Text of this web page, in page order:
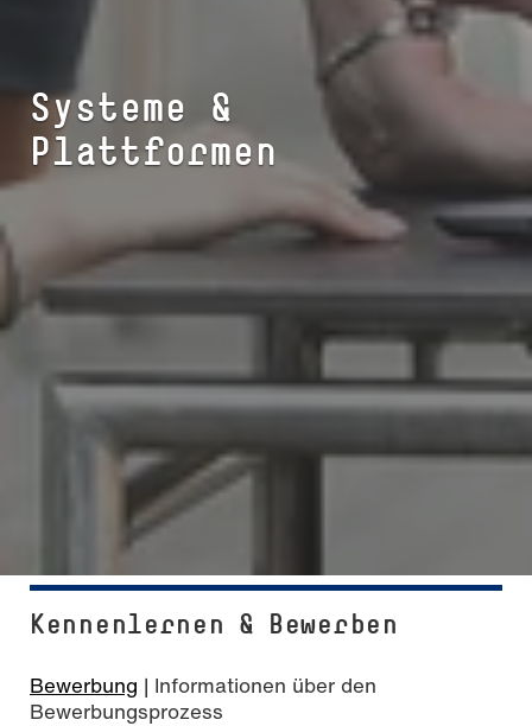
Systeme &
Plattformen
Kennenlernen & Bewerben
Bewerbung | Informationen über den
Bewerbungsprozess